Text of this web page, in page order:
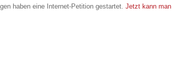
haben eine Internet-Petition gestartet. Jetzt kann man